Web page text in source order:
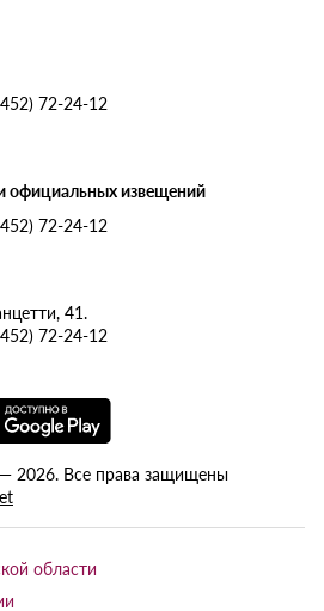
72-24-12
официальных извещений
72-24-12
41.
72-24-12
2026. Все права защищены
области